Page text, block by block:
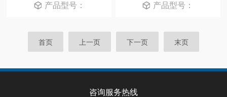
产品型号： 产品型号：
首页 上一页 下一页 末页
咨询服务热线